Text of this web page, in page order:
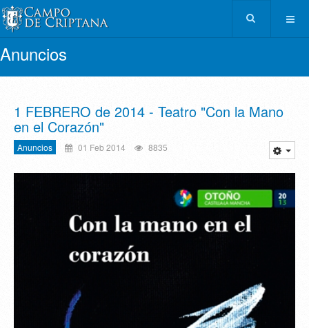
Anuncios
1 FEBRERO de 2014 - Teatro "Con la Mano
en el Corazón"
Anuncios 01 Feb 2014 8835